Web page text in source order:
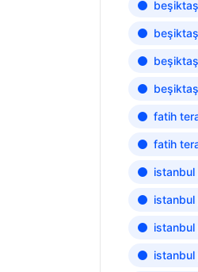
fatih
fatih
istanbul
istanbul
istanbul